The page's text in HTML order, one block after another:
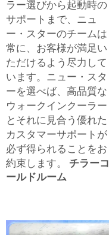
ラー選びから起動時の
サポートまで、ニュ
ー・スターのチームは
常に、お客様が満足い
ただけるよう尽力して
います。ニュー・スタ
ーを選べば、高品質な
ウォークインクーラー
とそれに見合う優れた
カスタマーサポートが
必ず得られることをお
約束します。 チラーコ
ールドルーム